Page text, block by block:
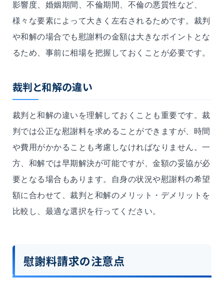
影響度、婚姻期間、不倫期間、不倫の悪質性など、
様々な要素によって大きく左右されるためです。裁判
や和解の場合でも慰謝料の金額は大きなポイントとな
るため、事前に相場を把握しておくことが必要です。
裁判と和解の違い
裁判と和解の違いを理解しておくことも重要です。裁
判では公正な慰謝料を求めることができますが、時間
や費用がかかることも考慮しなければなりません。一
方、和解では早期解決が可能ですが、金額の妥協が必
要となる場合もあります。自身の状況や慰謝料の希望
額に合わせて、裁判と和解のメリット・デメリットを
比較し、最適な選択を行ってください。
慰謝料請求の注意点